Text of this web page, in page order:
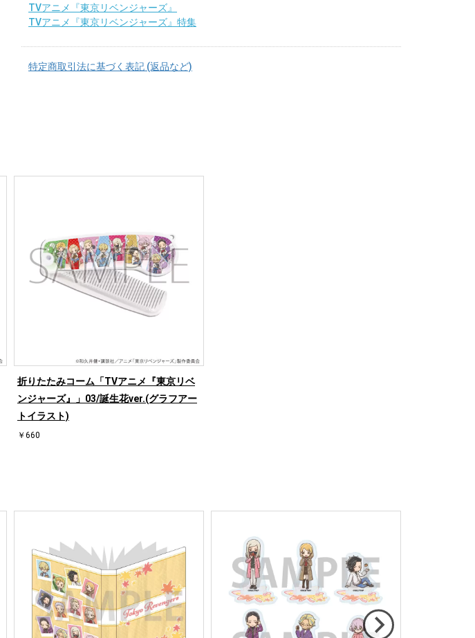
TVアニメ『東京リベンジャーズ』
TVアニメ『東京リベンジャーズ』特集
特定商取引法に基づく表記 (返品など)
折りたたみコーム「TVアニメ『東京リベ
ンジャーズ』」03/誕生花ver.(グラフアー
トイラスト)
￥660